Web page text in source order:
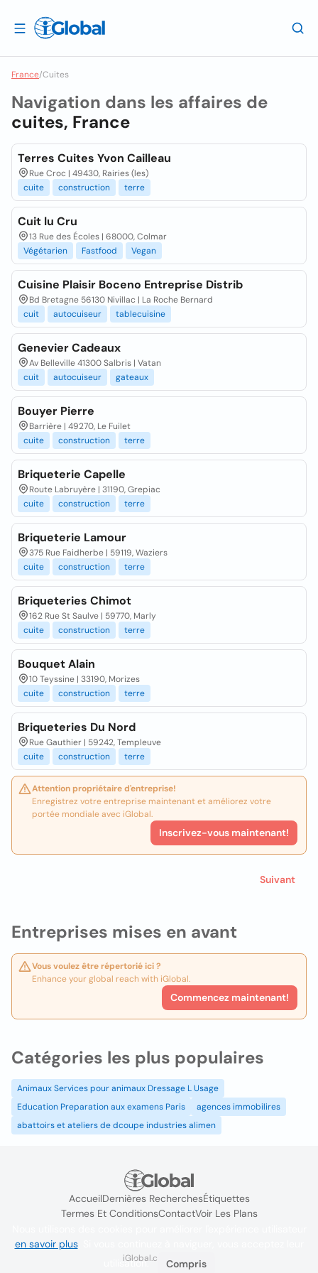
France/Cuites
Entreprises mises en avant
Vous voulez être répertorié ici ?
Enhance your global reach with iGlobal.
Commencez maintenant!
Navigation dans les affaires de
cuites, France
Terres Cuites Yvon Cailleau
Rue Croc | 49430, Rairies (les)
cuite
construction terre
Cuit lu Cru
13 Rue des Écoles | 68000, Colmar
Végétarien
Fastfood Vegan
Cuisine Plaisir Boceno Entreprise Distrib
Bd Bretagne 56130 Nivillac | La Roche Bernard
cuit
autocuiseur tablecuisine
Genevier Cadeaux
Av Belleville 41300 Salbris | Vatan
cuit
autocuiseur gateaux
Bouyer Pierre
Barrière | 49270, Le Fuilet
cuite
construction terre
Briqueterie Capelle
Route Labruyère | 31190, Grepiac
cuite
construction terre
Briqueterie Lamour
375 Rue Faidherbe | 59119, Waziers
cuite
construction terre
Briqueteries Chimot
162 Rue St Saulve | 59770, Marly
cuite
construction terre
Bouquet Alain
10 Teyssine | 33190, Morizes
cuite
construction terre
Briqueteries Du Nord
Rue Gauthier | 59242, Templeuve
cuite
construction terre
Attention propriétaire d'entreprise!
Enregistrez votre entreprise maintenant et améliorez votre
portée mondiale avec iGlobal.
Inscrivez-vous maintenant!
Suivant
Catégories les plus populaires
Animaux Services pour animaux Dressage L Usage
Education Preparation aux examens Paris
agences immobilires
abattoirs et ateliers de dcoupe industries alimen
AccueilDernières RecherchesÉtiquettes
Termes Et ConditionsContactVoir Les Plans
iGlobal.co @ 2024
en savoir plus. Si vous continuez à naviguer, vous acceptez leur
utilisation.
Compris